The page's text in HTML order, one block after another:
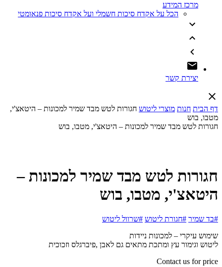
מרכז המידע
הכל על אקדח סיכות חשמלי ועל אקדח סיכות פנאומטי
יצירת קשר
דף הבית חנות מוצרי ליטוש חגורות לטש מבד שמיר למכונות – היטאצ'י,
מטבו, בוש
חגורות לטש מבד שמיר למכונות – היטאצ'י, מטבו, בוש
חגורות לטש מבד שמיר למכונות –
היטאצ'י, מטבו, בוש
#בד שמיר #חגורת ליטוש #שרוול ליטוש
שימוש עיקרי – למכונות ניידות
ליטוש וגימור עץ ומתכת מתאים גם לאבן ,פיברגלס וזכוכית
Contact us for price